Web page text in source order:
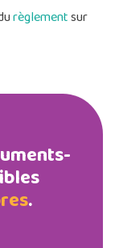
règlementsur
.